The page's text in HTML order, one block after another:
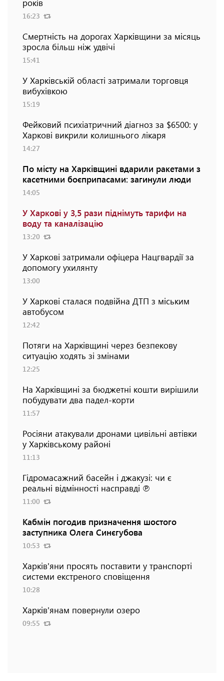
років
16:23
Смертність на дорогах Харківщини за місяць
зросла більш ніж удвічі
15:41
У Харківській області затримали торговця
вибухівкою
15:19
Фейковий психіатричний діагноз за $6500: у
Харкові викрили колишнього лікаря
14:27
По місту на Харківщині вдарили ракетами з
касетними боєприпасами: загинули люди
14:05
У Харкові у 3,5 рази піднімуть тарифи на
воду та каналізацію
13:20
У Харкові затримали офіцера Нацгвардії за
допомогу ухилянту
13:00
У Харкові сталася подвійна ДТП з міським
автобусом
12:42
Потяги на Харківщині через безпекову
ситуацію ходять зі змінами
12:25
На Харківщині за бюджетні кошти вирішили
побудувати два падел-корти
11:57
Росіяни атакували дронами цивільні автівки
у Харківському районі
11:13
Гідромасажний басейн і джакузі: чи є
реальні відмінності насправді ℗
11:00
Кабмін погодив призначення шостого
заступника Олега Синєгубова
10:53
Харків'яни просять поставити у транспорті
системи екстреного сповіщення
10:28
Харків'янам повернули озеро
09:55